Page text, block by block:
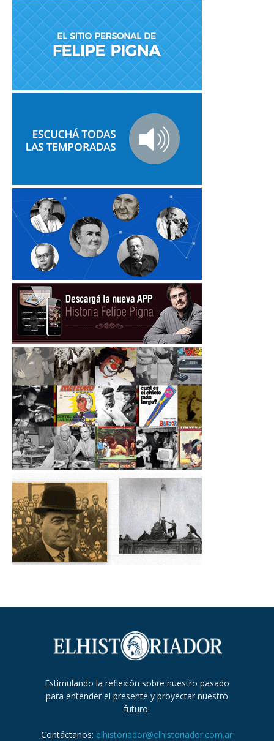
Estimulando la reflexión sobre nuestro pasado
para entender el presente y proyectar nuestro
futuro.
Contáctanos: elhistoriador@elhistoriador.com.ar